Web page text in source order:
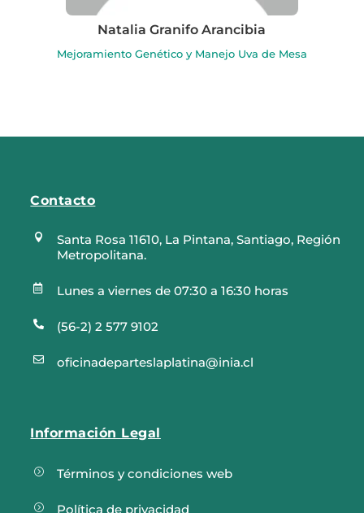
Natalia Granifo Arancibia
Mejoramiento Genético y Manejo Uva de Mesa
Contacto

Santa Rosa 11610, La Pintana, Santiago, Región
Metropolitana.
 Lunes a viernes de 07:30 a 16:30 horas
 (56-2) 2 577 9102
 oficinadeparteslaplatina@inia.cl
Información Legal
= Términos y condiciones web
= Política de privacidad